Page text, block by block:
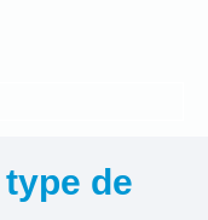
de